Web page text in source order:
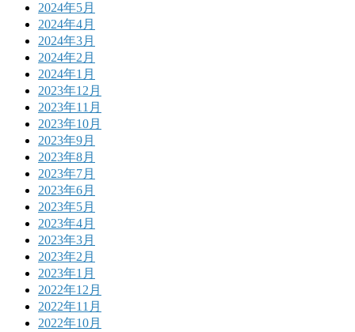
2024年5月
2024年4月
2024年3月
2024年2月
2024年1月
2023年12月
2023年11月
2023年10月
2023年9月
2023年8月
2023年7月
2023年6月
2023年5月
2023年4月
2023年3月
2023年2月
2023年1月
2022年12月
2022年11月
2022年10月